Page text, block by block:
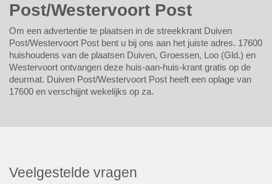
Post/Westervoort Post
Om een advertentie te plaatsen in de streekkrant Duiven
Post/Westervoort Post bent u bij ons aan het juiste adres. 17600
huishoudens van de plaatsen Duiven, Groessen, Loo (Gld.) en
Westervoort ontvangen deze huis-aan-huis-krant gratis op de
deurmat. Duiven Post/Westervoort Post heeft een oplage van
17600 en verschijjnt wekelijks op za.
Veelgestelde vragen